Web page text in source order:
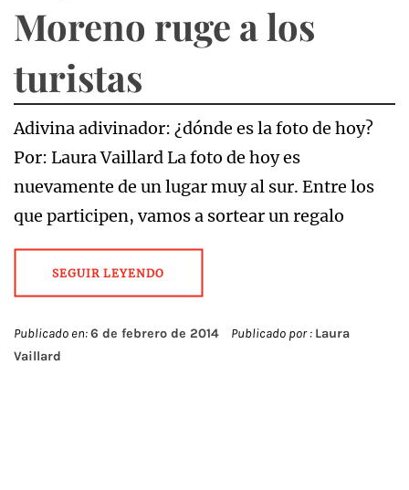
Moreno ruge a los
turistas
Adivina adivinador: ¿dónde es la foto de hoy?
Por: Laura Vaillard La foto de hoy es
nuevamente de un lugar muy al sur. Entre los
que participen, vamos a sortear un regalo
SEGUIR LEYENDO
Publicado en:6 de febrero de 2014 Publicado por : Laura
Vaillard